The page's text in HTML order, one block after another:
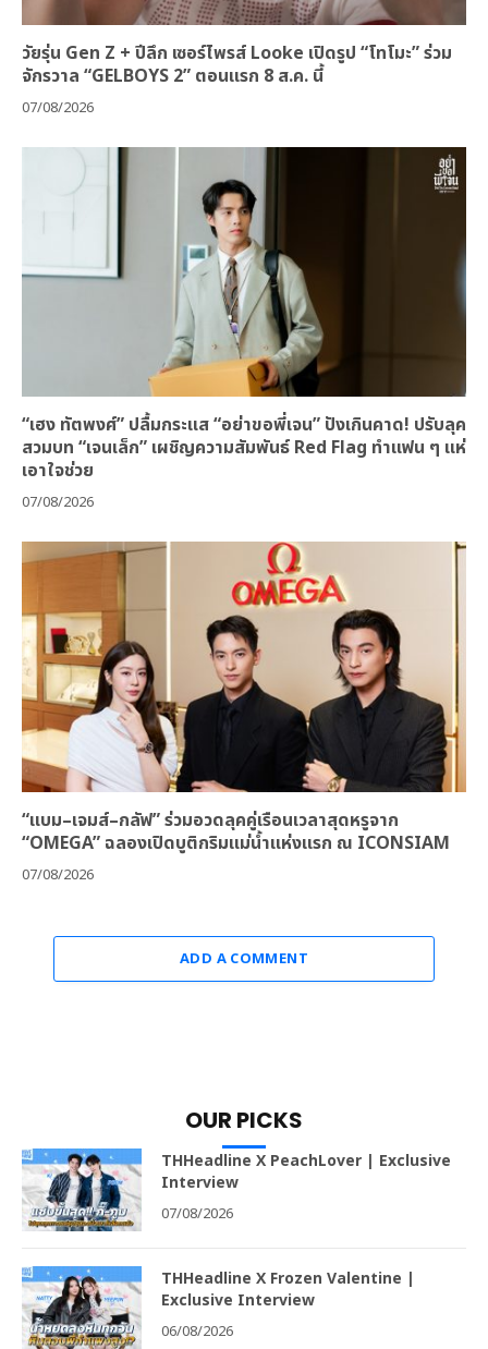
วัยรุ่น Gen Z + ปีลึก เซอร์ไพรส์ Looke เปิดรูป “โทโมะ” ร่วม
จักรวาล “GELBOYS 2” ตอนแรก 8 ส.ค. นี้
07/08/2026
“เฮง ทัตพงศ์” ปลื้มกระแส “อย่าขอพี่เจน” ปังเกินคาด! ปรับลุค
สวมบท “เจนเล็ก” เผชิญความสัมพันธ์ Red Flag ทำแฟน ๆ แห่
เอาใจช่วย
07/08/2026
“แบม–เจมส์–กลัฟ” ร่วมอวดลุคคู่เรือนเวลาสุดหรูจาก
“OMEGA” ฉลองเปิดบูติกริมแม่น้ำแห่งแรก ณ ICONSIAM
07/08/2026
ADD A COMMENT
OUR PICKS
THHeadline X PeachLover | Exclusive
Interview
07/08/2026
THHeadline X Frozen Valentine |
Exclusive Interview
06/08/2026